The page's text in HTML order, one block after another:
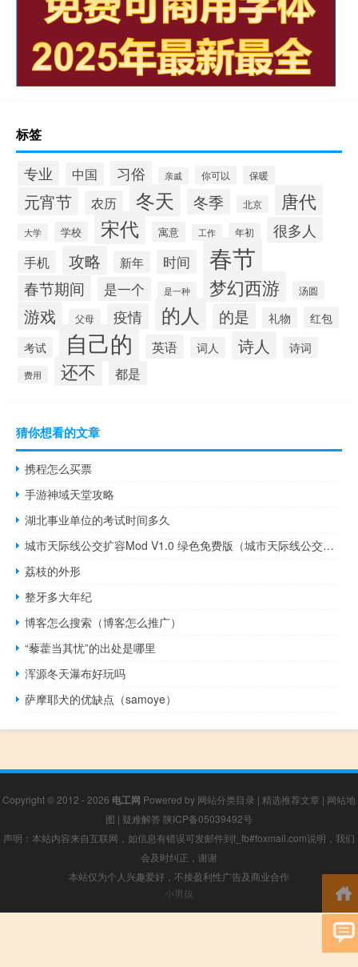
标签
专业 中国 习俗 亲戚 你可以 保暖
元宵节 农历 冬天 冬季 北京 唐代
大学 学校 宋代 寓意 工作 年初 很多人
手机 攻略 新年 时间 春节
春节期间 是一个 是一种 梦幻西游 汤圆
游戏 父母 疫情 的人 的是 礼物 红包
考试 自己的 英语 词人 诗人 诗词
费用 还不 都是
猜你想看的文章
携程怎么买票
手游神域天堂攻略
湖北事业单位的考试时间多久
城市天际线公交扩容Mod V1.0 绿色免费版（城市天际线公交扩容Mod V1.0 绿色免费版功能简介）
荔枝的外形
整牙多大年纪
博客怎么搜索（博客怎么推广）
“藜藿当其忧”的出处是哪里
浑源冬天瀑布好玩吗
萨摩耶犬的优缺点（samoye）
Copyright © 2012 - 2026 电工网 Powered by 网站分类目录 | 精选推荐文章 | 网站地
图 | 疑难解答 陕ICP备05039492号
声明：本站内容来自互联网，如信息有错误可发邮件到f_fb#foxmail.com说明，我们
会及时纠正，谢谢
本站仅为个人兴趣爱好，不接盈利性广告及商业合作
小男孩